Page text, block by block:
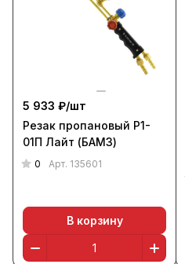
5 933 ₽/шт
Резак пропановый Р1-
01П Лайт (БАМЗ)
0 Арт. 135601
В корзину